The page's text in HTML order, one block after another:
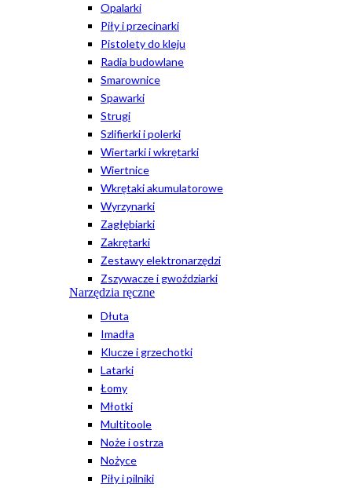
Opalarki
Piły i przecinarki
Pistolety do kleju
Radia budowlane
Smarownice
Spawarki
Strugi
Szlifierki i polerki
Wiertarki i wkrętarki
Wiertnice
Wkrętaki akumulatorowe
Wyrzynarki
Zagłębiarki
Zakrętarki
Zestawy elektronarzędzi
Zszywacze i gwoździarki
Narzędzia ręczne
Dłuta
Imadła
Klucze i grzechotki
Latarki
Łomy
Młotki
Multitoole
Noże i ostrza
Nożyce
Piły i pilniki